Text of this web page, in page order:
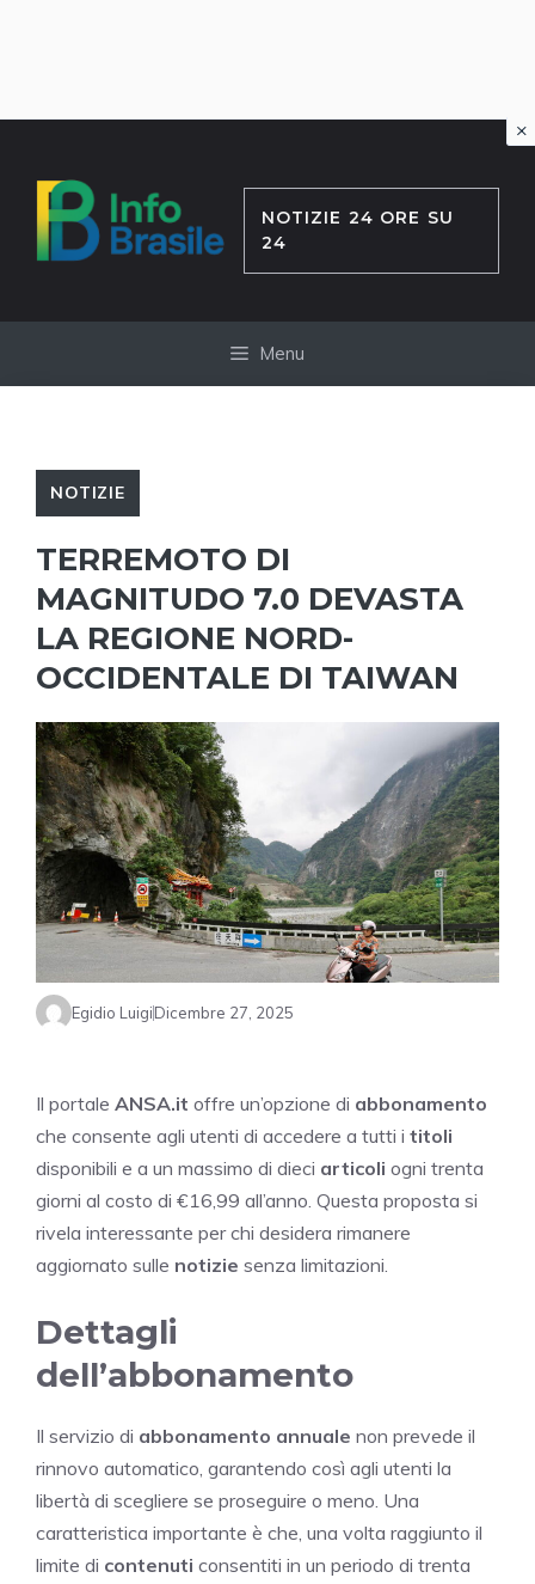
contenuto
NOTIZIE 24 ORE SU
24
Menu
NOTIZIE
TERREMOTO DI
MAGNITUDO 7.0 DEVASTA
LA REGIONE NORD-
OCCIDENTALE DI TAIWAN
Egidio LuigiDicembre 27, 2025
Il portale ANSA.it offre un’opzione di abbonamento
che consente agli utenti di accedere a tutti i titoli
disponibili e a un massimo di dieci articoli ogni trenta
giorni al costo di €16,99 all’anno. Questa proposta si
rivela interessante per chi desidera rimanere
aggiornato sulle notizie senza limitazioni.
Dettagli
dell’abbonamento
Il servizio di abbonamento annuale non prevede il
rinnovo automatico, garantendo così agli utenti la
libertà di scegliere se proseguire o meno. Una
caratteristica importante è che, una volta raggiunto il
limite di contenuti consentiti in un periodo di trenta
×